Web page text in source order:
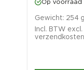
Op voorraad
Gewicht: 254
Incl. BTW excl.
verzendkosten